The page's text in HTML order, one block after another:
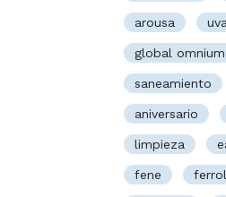
arousa uva
global omnium
saneamiento
aniversario
limpieza
fene ferrol